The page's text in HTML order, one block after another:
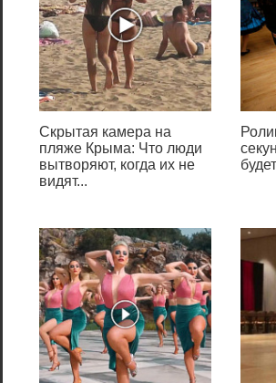
Утилита хранит информацию
о лицензиях в разделе
«Licenses».
Бесплатно загрузить с
SoftPortal
Speccy
ПО предоставляет не только
информацию о активации, но
и обо всех элементах
ПК.Серийный номер ОС
находится в категории
Скрытая камера на
пляже Крыма: Что люди
вытворяют, когда их не
видят...